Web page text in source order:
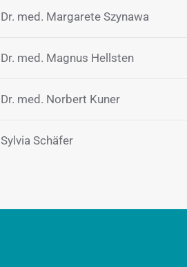
Dr. med. Margarete Szynawa
Dr. med. Magnus Hellsten
Dr. med. Norbert Kuner
Sylvia Schäfer